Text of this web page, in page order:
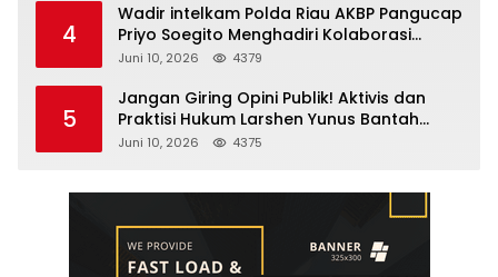
4
Wadir intelkam Polda Riau AKBP Pangucap
Priyo Soegito Menghadiri Kolaborasi
Selamatkan Lingkungan Cegah Karhutla
Juni 10, 2026 4379
5
Jangan Giring Opini Publik! Aktivis dan
Praktisi Hukum Larshen Yunus Bantah
Tuduhan Soal Gelar Profesor Sufmi Dasco
Juni 10, 2026 4375